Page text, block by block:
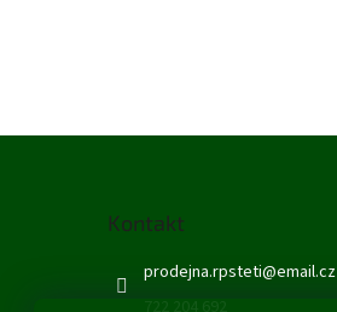
Kontakt
prodejna.rpsteti@email.cz